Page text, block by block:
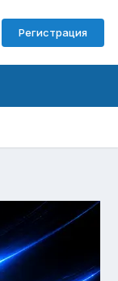
Регистрация